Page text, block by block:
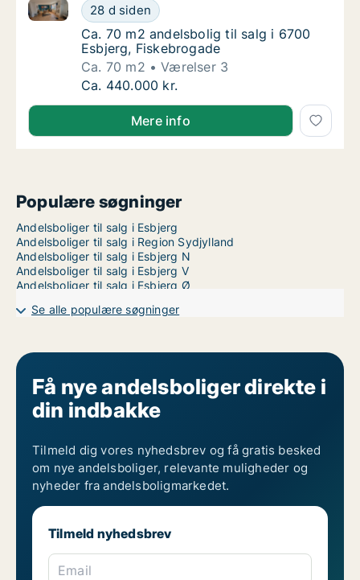
Ca. 70 m2 andelsbolig til salg i 6700
28 d siden
Ca. 70 m2 andelsbolig til salg i 6700 Esbjerg,
Ca. 70 m2 andelsbolig til salg i 6700
Ca. 70 m2 andelsbolig til salg i 6700
Esbjerg, Fiskebrogade
Ca. 70 m2
Værelser 3
Ca. 70 m2 andelsbolig til salg i 6700
Ca. 440.000 kr.
Mere info
Populære søgninger
Andelsboliger til salg i Esbjerg
Andelsboliger til salg i Region Sydjylland
Andelsboliger til salg i Esbjerg N
Andelsboliger til salg i Esbjerg V
Andelsboliger til salg i Esbjerg Ø
Se alle populære søgninger
Få nye andelsboliger direkte i
din indbakke
Tilmeld dig vores nyhedsbrev og få gratis besked
om nye andelsboliger, relevante muligheder og
nyheder fra andelsboligmarkedet.
Tilmeld nyhedsbrev
Email